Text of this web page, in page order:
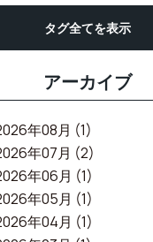
タグ全てを表示
アーカイブ
年08月 (1)
年07月 (2)
年06月 (1)
年05月 (1)
年04月 (1)